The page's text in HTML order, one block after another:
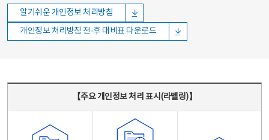
알기쉬운 개인정보 처리방침
개인정보 처리방침 전·후 대비표 다운로드
【주요 개인정보 처리 표시(라벨링)】